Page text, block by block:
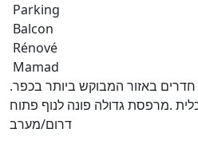
Parking
Balcon
Rénové
Mamad
פנטהאוז דופלקס חדש 6 חדרים באזור המבוקש ביותר בכפר.
.מרפסת גדולה פונה לנוף פתוח
דרום/מערב